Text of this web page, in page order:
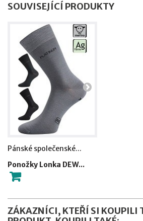
SOUVISEJÍCÍ PRODUKTY
Pánské společenské...
Ponožky Lonka DEW...
ZÁKAZNÍCI, KTEŘÍ SI KOUPILI